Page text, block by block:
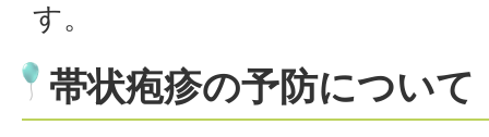
す。
帯状疱疹の予防について